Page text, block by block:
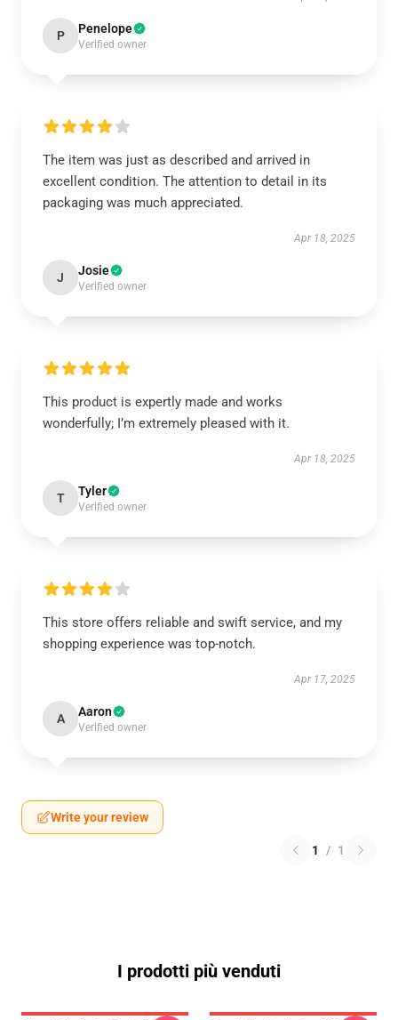
P Penelope
Verified owner
The item was just as described and arrived in
excellent condition. The attention to detail in its
packaging was much appreciated.
Apr 18, 2025
J Josie
Verified owner
This product is expertly made and works
wonderfully; I’m extremely pleased with it.
Apr 18, 2025
T Tyler
Verified owner
This store offers reliable and swift service, and my
shopping experience was top-notch.
Apr 17, 2025
A Aaron
Verified owner
Write your review
1 / 1
I prodotti più venduti